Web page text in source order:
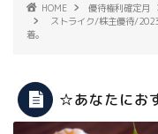
HOME 優待権利確定月
ストライク/株主優待/
着。
☆あなたにお